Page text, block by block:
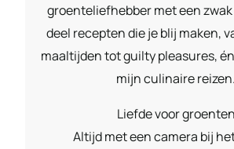
groenteliefhebber met een
deel recepten die je blij maken,
maaltijden tot guilty pleasures,
mijn culinaire reizen.
Liefde voor groenten
Altijd met een camera bij